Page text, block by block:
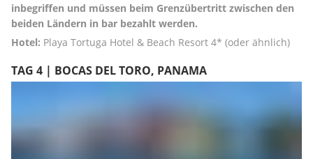
inbegriffen und müssen beim Grenzübertritt zwischen den
beiden Ländern in bar bezahlt werden.
Hotel: Playa Tortuga Hotel & Beach Resort 4* (oder ähnlich)
TAG 4 | BOCAS DEL TORO, PANAMA